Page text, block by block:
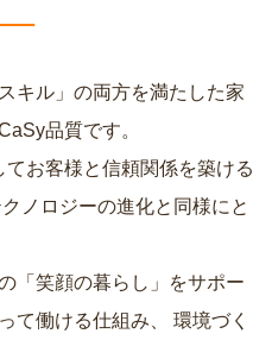
キル」の両方を満たした家
品質です。
お客様と信頼関係を築ける
「笑顔の暮らし」をサポー
て働ける仕組み、